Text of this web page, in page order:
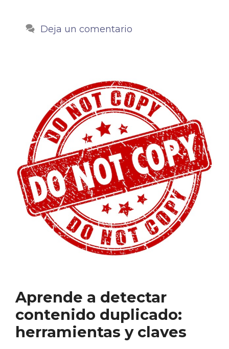
Deja un comentario
Aprende a detectar
contenido duplicado:
herramientas y claves